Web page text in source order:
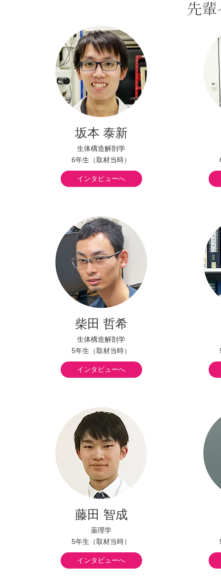
坂本 泰新
生体構造解剖学
6年生（取材当時）
インタビューへ
柴田 哲希
生体構造解剖学
5年生（取材当時）
インタビューへ
藤田 智成
薬理学
5年生（取材当時）
インタビューへ